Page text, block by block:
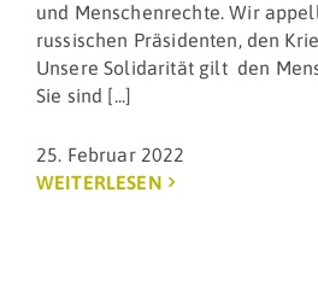
und Menschenrechte. Wir
russischen Präsidenten, den
Unsere Solidarität gilt den
Sie sind [...]
25. Februar 2022
WEITERLESEN